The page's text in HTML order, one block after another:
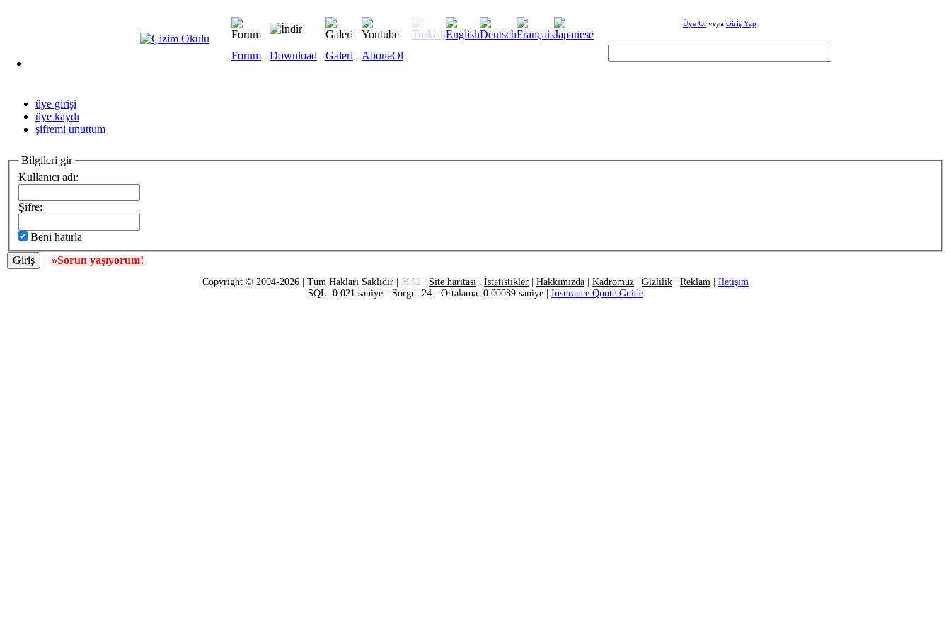
Forum Download Galeri AboneOl
Üye Ol veya Giriş Yap
üye girişi
üye kaydı
şifremi unuttum
Bilgileri gir
Kullanıcı adı:
Şifre:
Beni hatırla
»Sorun yaşıyorum!
Copyright © 2004-2026 | Tüm Hakları Saklıdır | 3952 | Site haritası | İstatistikler | Hakkımızda | Kadromuz | Gizlilik | Reklam | İletişim
SQL: 0.021 saniye - Sorgu: 24 - Ortalama: 0.00089 saniye | Insurance Quote Guide